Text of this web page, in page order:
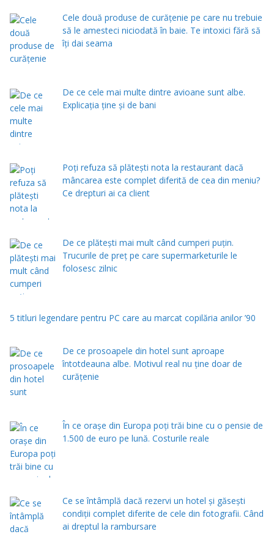
Cele două produse de curăţenie pe care nu trebuie
să le amesteci niciodată în baie. Te intoxici fără să
îţi dai seama
De ce cele mai multe dintre avioane sunt albe.
Explicația ține și de bani
Poți refuza să plătești nota la restaurant dacă
mâncarea este complet diferită de cea din meniu?
Ce drepturi ai ca client
De ce plătești mai mult când cumperi puțin.
Trucurile de preț pe care supermarketurile le
folosesc zilnic
5 titluri legendare pentru PC care au marcat copilăria anilor ’90
De ce prosoapele din hotel sunt aproape
întotdeauna albe. Motivul real nu ține doar de
curățenie
În ce orașe din Europa poți trăi bine cu o pensie de
1.500 de euro pe lună. Costurile reale
Ce se întâmplă dacă rezervi un hotel și găsești
condiții complet diferite de cele din fotografii. Când
ai dreptul la rambursare